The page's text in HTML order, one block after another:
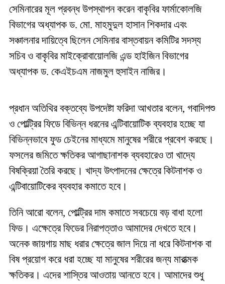
সেমিনারের মূল প্রবন্ধ উপস্থাপন করেন বাকৃবির ফার্মাকোলজি
বিভাগের অধ্যাপক ড. মো. মাহমুদুল হাসান শিকদার এবং
সঞ্চালনার দায়িত্বে ছিলেন সেমিনার বাস্তবায়ন কমিটির সদস্য
সচিব ও বাকৃবির মাইক্রোবায়োলজি এন্ড হাইজিন বিভাগের
অধ্যাপক ড. কেএইচএম নাজমুল হুসাইন নাজির।
প্রধান অতিথির বক্তব্যে উপদেষ্টা ফরিদা আখতার বলেন, গবাদিপশু
ও পোল্ট্রির ফিডে বিভিন্ন ধরনের এন্টিবায়োটিক ব্যবহার হচ্ছে যা
বিভিন্নভাবে ফুড চেইনের মাধ্যমে মানুষের শরীরে প্রবেশ করছে।
ফসলের জমিতে ক্ষতিকর আগাছানাশক ব্যবহারেও তা খাদ্যে
বিষক্রিয়া তৈরি করছে। খাদ্য উৎপাদনের ক্ষেত্রে কিটনাশক ও
এন্টিবায়োটিকের ব্যবহার কমাতে হবে।
তিনি আরো বলেন, পোল্ট্রির দাম কমাতে সবচেয়ে বড় বাধা হলো
ফিড। এক্ষেত্রে ফিডের নিরাপত্তাও আমাদের দেখতে হবে।
অনেক জায়গায় মাছ ধরার ক্ষেত্রে জাল দিয়ে না ধরে কিটনাশক বা
বিষ প্রয়োগ করে ধরা হচ্ছে যা মানুষের শরীরের জন্য মারাত্মক
ক্ষতিকর। এদের শাস্তির আওতায় আনতে হবে। আমাদের শুধু